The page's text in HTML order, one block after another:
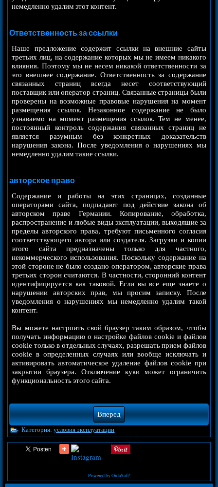
немедленно удалим этот контент.
Ответственность за ссылки
Наше предложение содержит ссылки на внешние сайты
третьих лиц, на содержание которых мы не имеем никакого
влияния. Поэтому мы не несем никакой ответственности за
это внешнее содержание. Ответственность за содержание
связанных страниц всегда несет соответствующий
поставщик или оператор страниц. Связанные страницы были
проверены на возможные правовые нарушения на момент
размещения ссылок. Незаконное содержание не было
узнаваемо на момент размещения ссылок. Тем не менее,
постоянный контроль содержания связанных страниц не
является разумным без конкретных доказательств
нарушения закона. После уведомления о нарушениях мы
немедленно удалим такие ссылки.
авторское право
Содержание и работы на этих страницах, созданные
операторами сайта, подпадают под действие закона об
авторском праве Германии. Копирование, обработка,
распространение и любые виды эксплуатации, выходящие за
пределы авторского права, требуют письменного согласия
соответствующего автора или создателя. Загрузки и копии
этого сайта предназначены только для частного,
некоммерческого использования. Поскольку содержание на
этой стороне не было создано оператором, авторские права
третьих сторон считаются. В частности, сторонний контент
идентифицируется как таковой. Если вы все еще знаете о
нарушении авторских прав, мы просим записку. После
уведомления о нарушениях мы немедленно удалим такой
контент.
Вы можете настроить свой браузер таким образом, чтобы
получать информацию о настройке файлов cookie и файлов
cookie только в отдельных случаях, разрешать прием файлов
cookie в определенных случаях или вообще исключать и
активировать автоматическое удаление файлов cookie при
закрытии браузера. Отключение куки может ограничить
функциональность этого сайта.
Вперед
Категория:yсловия эксплуатации
Powered by OrdaSoft!